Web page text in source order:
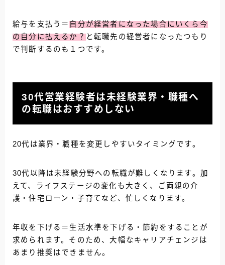
給与を支払う＝ 自分が経営者になった場合にいくら今
の自分に払えるか？ と転職先の経営者になったつもり
で判断するのも１つです。
30代営業経験者は未経験業界・職種へ
の転職はおすすめしない
20代は業界・職種を変更しやすいタイミングです。
30代以降は未経験分野への転職が難しくなります。加
えて、ライフステージの変化も大きく、ご両親の介
護・住宅ローン・子育てなど、忙しくなります。
年収を下げる＝生活水準を下げる・節約をすることが
求められます。そのため、大幅なキャリアチェンジは
あまり推奨はできません。